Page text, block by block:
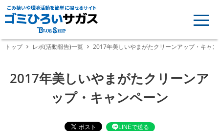
ごみ拾いや環境活動を簡単に探せるサイト
トップ レポ(活動報告)一覧 2017年美しいやまがたクリーンアップ・キャ
2017年美しいやまがたクリーンア
ップ・キャンペーン
LINEで送る